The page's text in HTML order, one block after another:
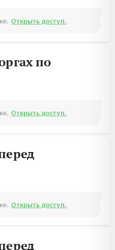
Открыть доступ.
по
Открыть доступ.
Открыть доступ.